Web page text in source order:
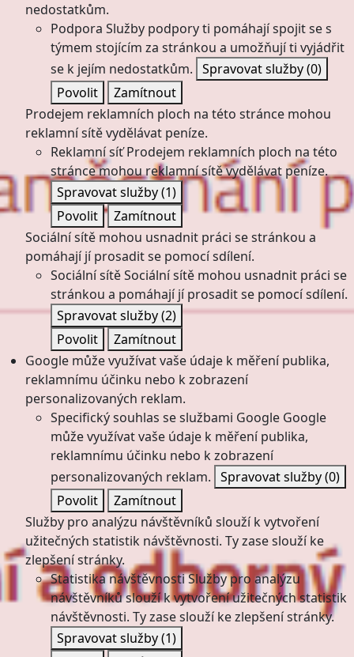
nedostatkům.
Podpora Služby podpory ti pomáhají spojit se s
týmem stojícím za stránkou a umožňují ti vyjádřit
se k jejím nedostatkům. Spravovat služby(0)
Povolit
Zamítnout
Prodejem reklamních ploch na této stránce mohou
reklamní sítě vydělávat peníze.
Reklamní síť Prodejem reklamních ploch na této
stránce mohou reklamní sítě vydělávat peníze.
Spravovat služby(1)
Povolit
Zamítnout
Sociální sítě mohou usnadnit práci se stránkou a
pomáhají jí prosadit se pomocí sdílení.
Sociální sítěSociální sítě mohou usnadnit práci se
stránkou a pomáhají jí prosadit se pomocí sdílení.
Spravovat služby(2)
Povolit
Zamítnout
Google může využívat vaše údaje k měření publika,
reklamnímu účinku nebo k zobrazení
personalizovaných reklam.
Specifický souhlas se službami Google Google
může využívat vaše údaje k měření publika,
reklamnímu účinku nebo k zobrazení
personalizovaných reklam. Spravovat služby(0)
Povolit
Zamítnout
Služby pro analýzu návštěvníků slouží k vytvoření
užitečných statistik návštěvnosti. Ty zase slouží ke
zlepšení stránky.
Statistika návštěvnostiSlužby pro analýzu
návštěvníků slouží k vytvoření užitečných statistik
návštěvnosti. Ty zase slouží ke zlepšení stránky.
Spravovat služby(1)